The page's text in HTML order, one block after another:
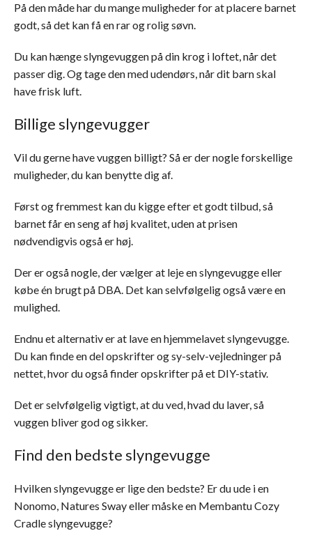
På den måde har du mange muligheder for at placere barnet
godt, så det kan få en rar og rolig søvn.
Du kan hænge slyngevuggen på din krog i loftet, når det
passer dig. Og tage den med udendørs, når dit barn skal
have frisk luft.
Billige slyngevugger
Vil du gerne have vuggen billigt? Så er der nogle forskellige
muligheder, du kan benytte dig af.
Først og fremmest kan du kigge efter et godt tilbud, så
barnet får en seng af høj kvalitet, uden at prisen
nødvendigvis også er høj.
Der er også nogle, der vælger at leje en slyngevugge eller
købe én brugt på DBA. Det kan selvfølgelig også være en
mulighed.
Endnu et alternativ er at lave en hjemmelavet slyngevugge.
Du kan finde en del opskrifter og sy-selv-vejledninger på
nettet, hvor du også finder opskrifter på et DIY-stativ.
Det er selvfølgelig vigtigt, at du ved, hvad du laver, så
vuggen bliver god og sikker.
Find den bedste slyngevugge
Hvilken slyngevugge er lige den bedste? Er du ude i en
Nonomo, Natures Sway eller måske en Membantu Cozy
Cradle slyngevugge?